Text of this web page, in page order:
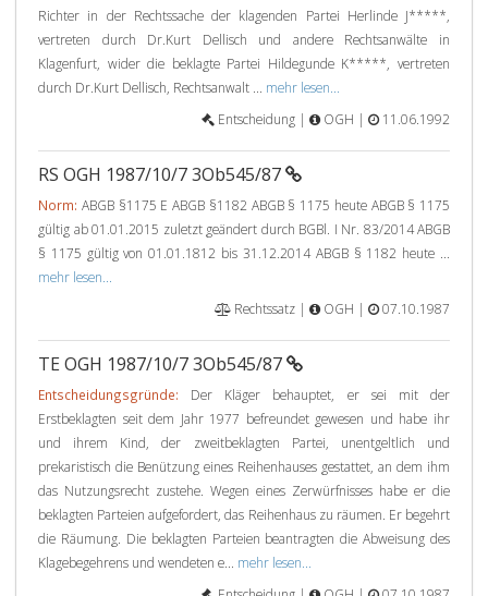
Richter in der Rechtssache der klagenden Partei Herlinde J*****,
vertreten durch Dr.Kurt Dellisch und andere Rechtsanwälte in
Klagenfurt, wider die beklagte Partei Hildegunde K*****, vertreten
durch Dr.Kurt Dellisch, Rechtsanwalt ... mehr lesen...
Entscheidung |
OGH | 11.06.1992
RS OGH 1987/10/7 3Ob545/87
Norm: ABGB §1175 E ABGB §1182 ABGB § 1175 heute ABGB § 1175
gültig ab 01.01.2015 zuletzt geändert durch BGBl. I Nr. 83/2014 ABGB
§ 1175 gültig von 01.01.1812 bis 31.12.2014 ABGB § 1182 heute ...
mehr lesen...
Rechtssatz |
OGH | 07.10.1987
TE OGH 1987/10/7 3Ob545/87
Entscheidungsgründe: Der Kläger behauptet, er sei mit der
Erstbeklagten seit dem Jahr 1977 befreundet gewesen und habe ihr
und ihrem Kind, der zweitbeklagten Partei, unentgeltlich und
prekaristisch die Benützung eines Reihenhauses gestattet, an dem ihm
das Nutzungsrecht zustehe. Wegen eines Zerwürfnisses habe er die
beklagten Parteien aufgefordert, das Reihenhaus zu räumen. Er begehrt
die Räumung. Die beklagten Parteien beantragten die Abweisung des
Klagebegehrens und wendeten e... mehr lesen...